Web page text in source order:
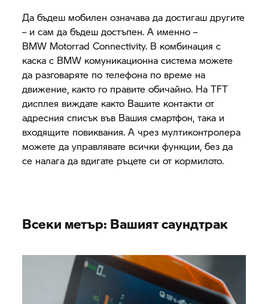
Да бъдеш мобилен означава да достигаш другите
– и сам да бъдеш достъпен. А именно –
BMW Motorrad Connectivity. В комбинация с
каска с BMW комуникационна система можете
да разговаряте по телефона по време на
движение, както го правите обичайно. На TFT
дисплея виждате както Вашите контакти от
адресния списък във Вашия смартфон, така и
входящите повиквания. А чрез мултиконтролера
можете да управлявате всички функции, без да
се налага да вдигате ръцете си от кормилото.
Всеки метър: Вашият саундтрак